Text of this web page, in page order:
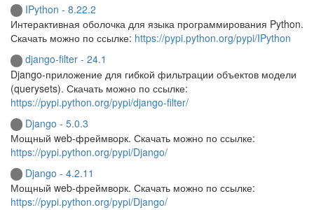
IPython - 8.22.2
Интерактивная оболочка для языка программирования Python.
Скачать можно по ссылке: https://pypi.python.org/pypi/IPython
django-filter - 24.1
Django-приложение для гибкой фильтрации объектов модели
(querysets). Скачать можно по ссылке:
https://pypi.python.org/pypi/django-filter/
Django - 5.0.3
Мощный web-фреймворк. Скачать можно по ссылке:
https://pypi.python.org/pypi/Django/
Django - 4.2.11
Мощный web-фреймворк. Скачать можно по ссылке:
https://pypi.python.org/pypi/Django/